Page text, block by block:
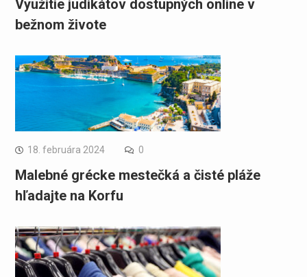
Využitie judikátov dostupných online v
bežnom živote
18. februára 2024 0
Malebné grécke mestečká a čisté pláže
hľadajte na Korfu